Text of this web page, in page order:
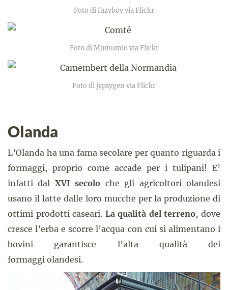
Foto di fuzyboy via Flickr
Foto di Mumumío via Flickr
Foto di jypsygen via Flickr
Olanda
L’Olanda ha una fama secolare per quanto riguarda i
formaggi, proprio come accade per i tulipani! E’
infatti dal XVI secolo che gli agricoltori olandesi
usano il latte dalle loro mucche per la produzione di
ottimi prodotti caseari. La qualità del terreno, dove
cresce l’erba e scorre l’acqua con cui si alimentano i
bovini garantisce l’alta qualità dei
formaggi olandesi.